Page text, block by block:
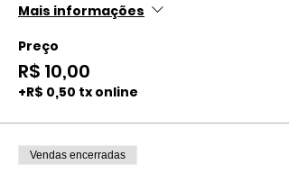
Mais informações
Preço
R$ 10,00
+R$ 0,50 tx online
Vendas encerradas